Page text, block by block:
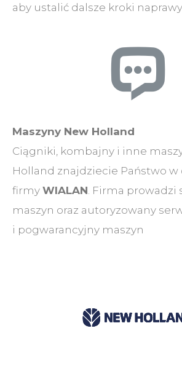
aby ustalić dalsze kroki naprawy.
Maszyny New Holland
Ciągniki, kombajny i inne
Holland znajdziecie Państwo w
firmy WIALAN . Firma prowadzi
maszyn oraz autoryzowany
i pogwarancyjny maszyn